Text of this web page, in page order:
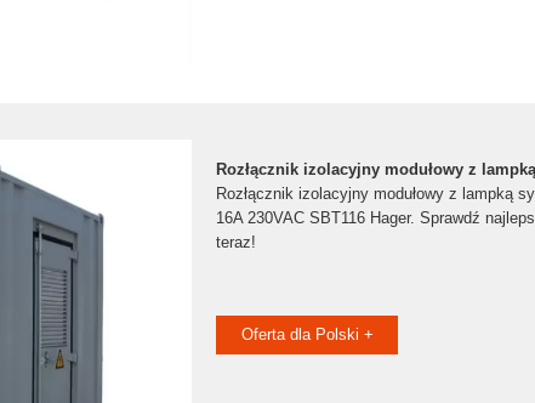
Rozłącznik izolacyjny modułowy z lampką
Rozłącznik izolacyjny modułowy z lampką
16A 230VAC SBT116 Hager. Sprawdź
teraz!
Oferta dla Polski +